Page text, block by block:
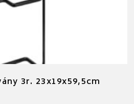
3r. 23x19x59,5cm